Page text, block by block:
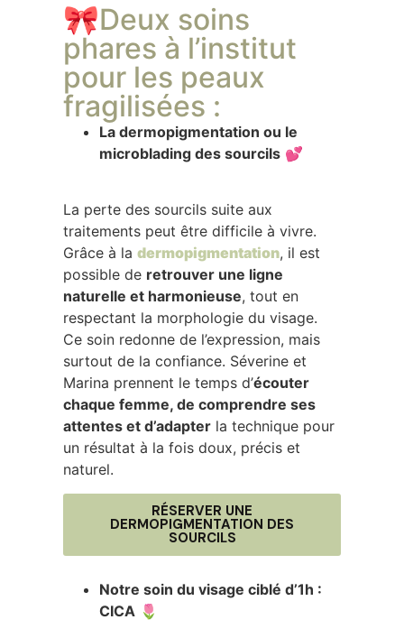
🎀Deux soins
phares à l’institut
pour les peaux
fragilisées :
La dermopigmentation ou le
microblading des sourcils 💕
La perte des sourcils suite aux
traitements peut être difficile à vivre.
Grâce à la dermopigmentation, il est
possible de retrouver une ligne
naturelle et harmonieuse, tout en
respectant la morphologie du visage.
Ce soin redonne de l’expression, mais
surtout de la confiance. Séverine et
Marina prennent le temps d’écouter
chaque femme, de comprendre ses
attentes et d’adapter la technique pour
un résultat à la fois doux, précis et
naturel.
RÉSERVER UNE
DERMOPIGMENTATION DES
SOURCILS
Notre soin du visage ciblé d’1h :
CICA 🌷